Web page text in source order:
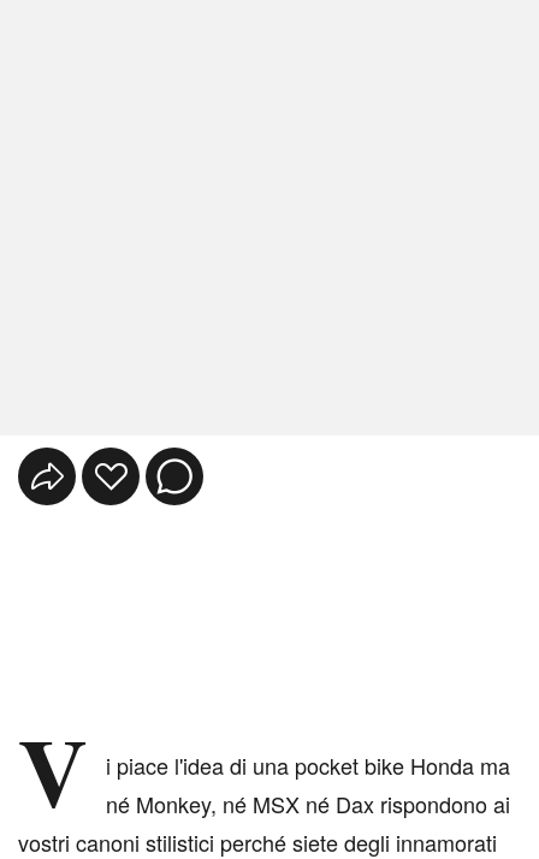
V
i piace l'idea di una pocket bike Honda ma
né Monkey, né MSX né Dax rispondono ai
vostri canoni stilistici perché siete degli innamorati